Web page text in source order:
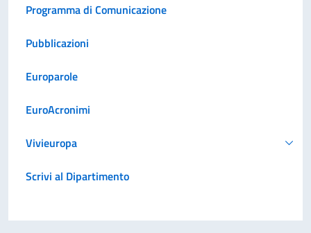
Programma di Comunicazione
Pubblicazioni
Europarole
EuroAcronimi
Vivieuropa
Scrivi al Dipartimento